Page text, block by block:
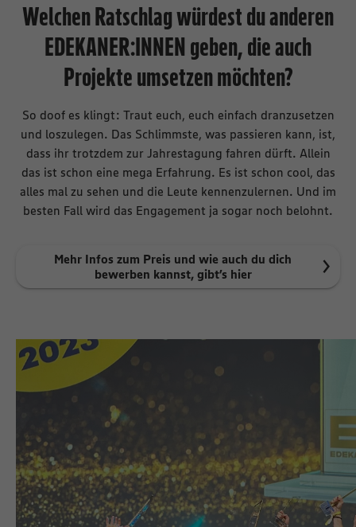
Welchen Ratschlag würdest du anderen
EDEKANER:INNEN geben, die auch
Projekte umsetzen möchten?
So doof es klingt: Traut euch, euch einfach dranzusetzen
und loszulegen. Das Schlimmste, was passieren kann, ist,
dass ihr trotzdem zur Jahrestagung fahren dürft. Allein
das ist schon eine mega Erfahrung. Es ist schon cool, das
alles mal zu sehen und die Leute kennenzulernen. Und im
besten Fall wird das Engagement ja sogar noch belohnt.
Mehr Infos zum Preis und wie auch du dich
bewerben kannst, gibt’s hier